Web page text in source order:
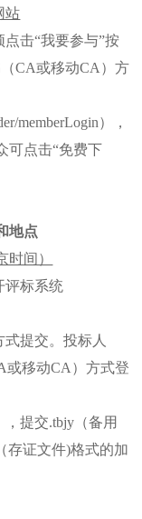
站
击“我要参与”按
CA或移动CA）方
memberLogin），
可点击“免费下
地点
时间）
评标系统
提交。投标人
或移动CA）方式登
，提交.tbjy（备用
存证文件)格式的加